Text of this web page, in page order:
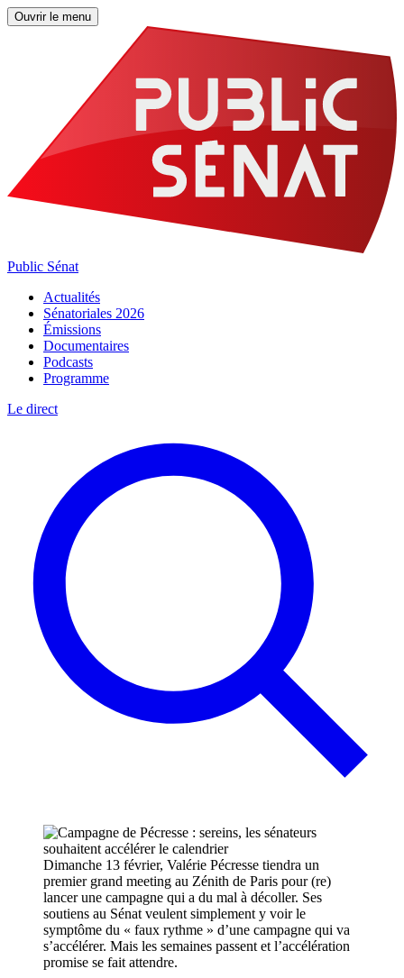
Ouvrir le menu
Public Sénat
Actualités
Sénatoriales 2026
Émissions
Documentaires
Podcasts
Programme
Le direct
Dimanche 13 février, Valérie Pécresse tiendra un
premier grand meeting au Zénith de Paris pour (re)
lancer une campagne qui a du mal à décoller. Ses
soutiens au Sénat veulent simplement y voir le
symptôme du « faux rythme » d’une campagne qui va
s’accélérer. Mais les semaines passent et l’accélération
promise se fait attendre.